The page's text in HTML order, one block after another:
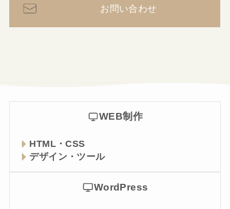
お問い合わせ
WEB制作
HTML・CSS
デザイン・ツール
WordPress